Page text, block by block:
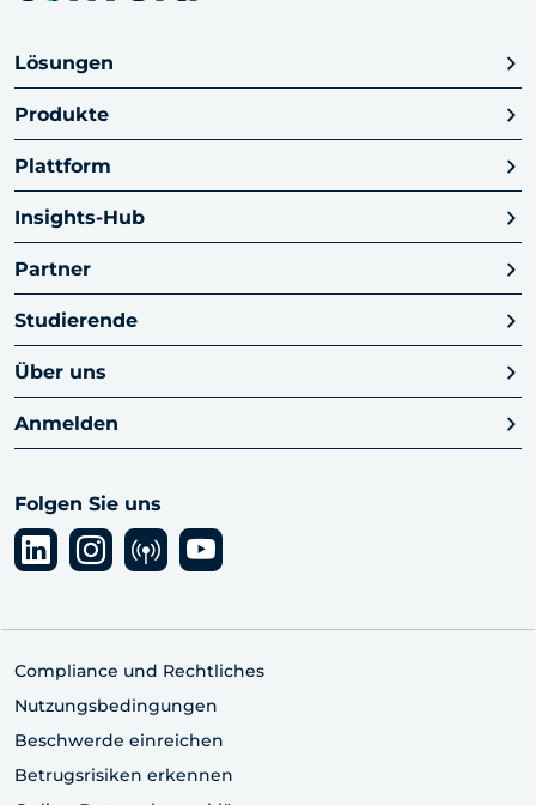
Lösungen
Produkte
Plattform
Insights-Hub
Partner
Studierende
Über uns
Anmelden
Folgen Sie uns
Compliance und Rechtliches
Nutzungsbedingungen
Beschwerde einreichen
Betrugsrisiken erkennen